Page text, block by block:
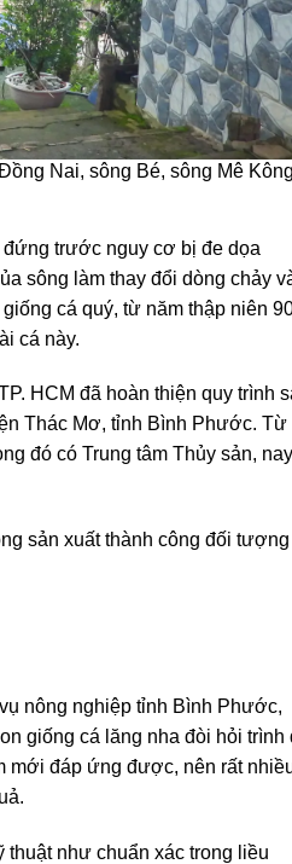
Nai, sông Bé, sông Mê
trước nguy cơ bị đe dọa
sông làm thay đổi dòng chảy
cá quý, từ năm thập niên
cá này.
HCM đã hoàn thiện quy trình
Thác Mơ, tỉnh Bình Phước. Từ
đó có Trung tâm Thủy sản,
sản xuất thành công đối tượng
nông nghiệp tỉnh Bình Phước,
giống cá lăng nha đòi hỏi trình
mới đáp ứng được, nên rất
như chuẩn xác trong liều